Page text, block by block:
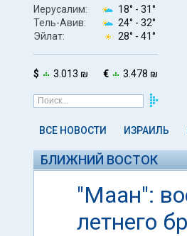
Иерусалим: 18° - 31°
Тель-Авив:
24° - 32°
Эйлат:
28° - 41°
$ 3.013 ₪ € 3.478 ₪
ВСЕ НОВОСТИ ИЗРАИЛЬ
БЛИЖНИЙ ВОСТОК
"Маан":
летнего